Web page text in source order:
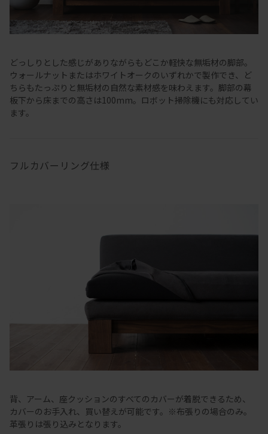
どっしりとした感じがありながらもどこか軽快な無垢材の脚部。
ウォールナットまたはホワイトオークのいずれかで製作でき、ど
ちらもたっぷりと無垢材の自然な素材感を味わえます。脚部の幕
板下から床までの高さは100mm。ロボット掃除機にも対応してい
ます。
フルカバーリング仕様
背、アーム、座クッションのすべてのカバーが着脱できるため、
カバーのお手入れ、買い替えが可能です。※布張りの場合のみ。
革張りは張り込みとなります。